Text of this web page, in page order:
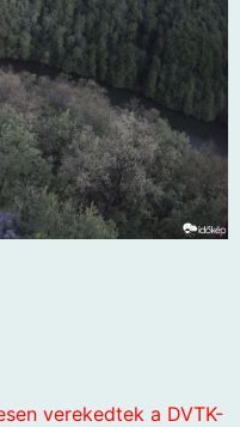
verekedtek a DVTK-